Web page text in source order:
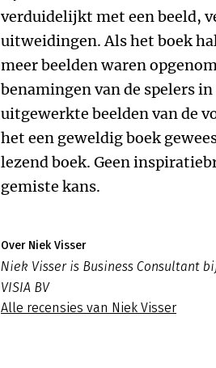
verduidelijkt met een beeld,
uitweidingen. Als het boek
meer beelden waren
benamingen van de spelers
uitgewerkte beelden van de
het een geweldig boek
lezend boek. Geen
gemiste kans.
Over Niek Visser
Niek Visser is Business Consultant
VISIA BV
Alle recensies van Niek Visser